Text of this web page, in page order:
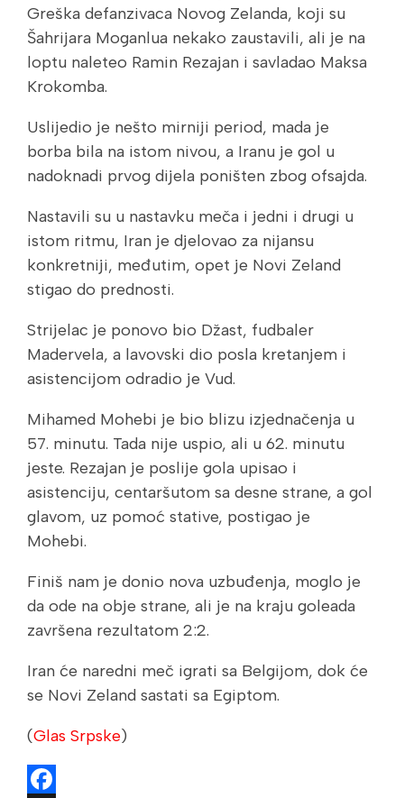
Greška defanzivaca Novog Zelanda, koji su
Šahrijara Moganlua nekako zaustavili, ali je na
loptu naleteo Ramin Rezajan i savladao Maksa
Krokomba.
Uslijedio je nešto mirniji period, mada je
borba bila na istom nivou, a Iranu je gol u
nadoknadi prvog dijela poništen zbog ofsajda.
Nastavili su u nastavku meča i jedni i drugi u
istom ritmu, Iran je djelovao za nijansu
konkretniji, međutim, opet je Novi Zeland
stigao do prednosti.
Strijelac je ponovo bio Džast, fudbaler
Madervela, a lavovski dio posla kretanjem i
asistencijom odradio je Vud.
Mihamed Mohebi je bio blizu izjednačenja u
57. minutu. Tada nije uspio, ali u 62. minutu
jeste. Rezajan je poslije gola upisao i
asistenciju, centaršutom sa desne strane, a gol
glavom, uz pomoć stative, postigao je
Mohebi.
Finiš nam je donio nova uzbuđenja, moglo je
da ode na obje strane, ali je na kraju goleada
završena rezultatom 2:2.
Iran će naredni meč igrati sa Belgijom, dok će
se Novi Zeland sastati sa Egiptom.
(Glas Srpske)